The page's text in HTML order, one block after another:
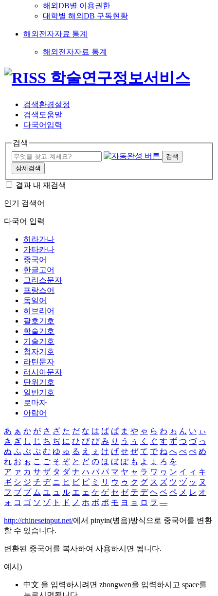
해외DB별 이용권한
대학별 해외DB 구독현황
해외전자자료 통계
해외전자자료 통계
검색환경설정
검색도움말
다국어입력
검색
검색
상세검색
결과 내 재검색
인기 검색어
다국어 입력
히라가나
가타카나
중국어
한글고어
그리스문자
프랑스어
독일어
히브리어
괄호기호
학술기호
기술기호
첨자기호
라틴문자
러시아문자
단위기호
일반기호
로마자
아랍어
あ ぁ か が さ ざ た だ な は ば ぱ ま や ゃ ら わ ゎ ん い ぃ
き ぎ し じ ち ぢ に ひ び ぴ み り う ぅ く ぐ す ず つ づ っ
ぬ ふ ぶ ぷ む ゆ ゅ る え ぇ け げ せ ぜ て で ね へ べ ぺ め
れ お ぉ こ ご そ ぞ と ど の ほ ぼ ぽ も よ ょ ろ を
ア ァ カ サ ザ タ ダ ナ ハ バ パ マ ヤ ャ ラ ワ ヮ ン イ ィ キ
ギ シ ジ チ ヂ ニ ヒ ビ ピ ミ リ ウ ゥ ク グ ス ズ ツ ヅ ッ ヌ
フ ブ プ ム ユ ュ ル エ ェ ケ ゲ セ ゼ テ デ ヘ ベ ペ メ レ オ
ォ コ ゴ ソ ゾ ト ド ノ ホ ボ ポ モ ヨ ョ ロ ヲ ―
http://chineseinput.net/에서 pinyin(병음)방식으로 중국어를 변환
할 수 있습니다.
변환된 중국어를 복사하여 사용하시면 됩니다.
예시)
中文 을 입력하시려면 zhongwen을 입력하시고 space를